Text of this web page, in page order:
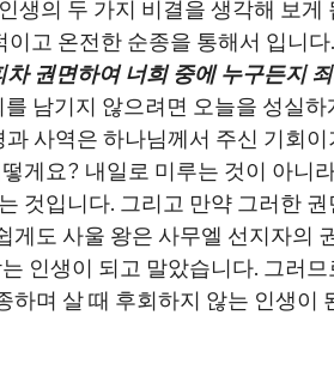
생의 두 가지 비결을 생각해 보게
고 온전한 순종을 통해서 입니다.
권면하여 너희 중에 누구든지
를 남기지 않으려면 오늘을 성실하
사역은 하나님께서 주신 기회이
게요? 내일로 미루는 것이 아니
것입니다. 그리고 만약 그러한
게도 사울 왕은 사무엘 선지자의
인생이 되고 말았습니다. 그러므
며 살 때 후회하지 않는 인생이